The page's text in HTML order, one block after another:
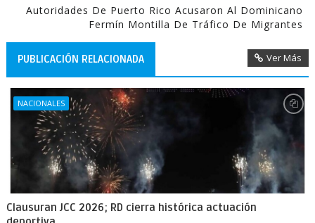
Autoridades De Puerto Rico Acusaron Al Dominicano
Fermín Montilla De Tráfico De Migrantes
PUBLICACIÓN RELACIONADA Ver Más
NACIONALES
Clausuran JCC 2026; RD cierra histórica actuación